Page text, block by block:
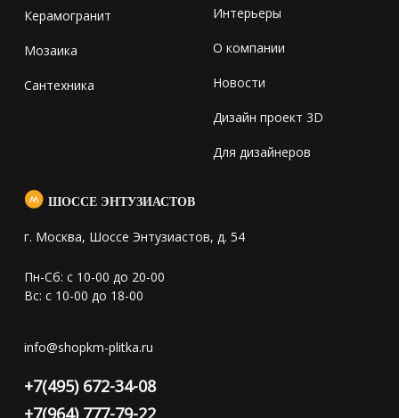
Керамогранит
Мозаика
Сантехника
Интерьеры
О компании
Новости
Дизайн проект 3D
Для дизайнеров
ШОССЕ ЭНТУЗИАСТОВ
г. Москва, Шоссе Энтузиастов, д. 54
Пн-Сб: с 10-00 до 20-00
Вс: с 10-00 до 18-00
info@shopkm-plitka.ru
+7(495) 672-34-08
+7(964) 777-79-22